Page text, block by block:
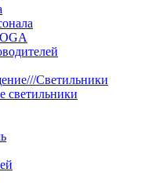
Светильники
светильники